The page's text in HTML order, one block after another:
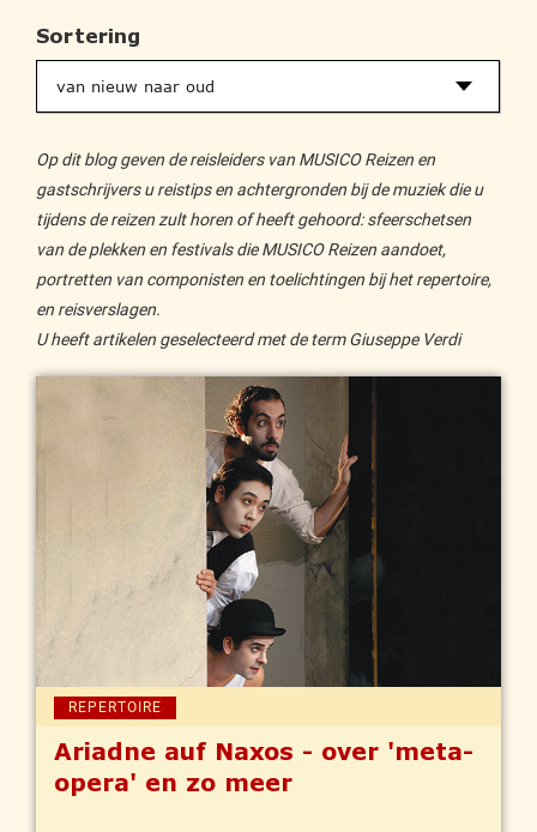
Sortering
Op dit blog geven de reisleiders van MUSICO Reizen en
gastschrijvers u reistips en achtergronden bij de muziek die u
tijdens de reizen zult horen of heeft gehoord: sfeerschetsen
van de plekken en festivals die MUSICO Reizen aandoet,
portretten van componisten en toelichtingen bij het repertoire,
en reisverslagen.
U heeft artikelen geselecteerd met de term Giuseppe Verdi
REPERTOIRE
Ariadne auf Naxos - over 'meta-
opera' en zo meer